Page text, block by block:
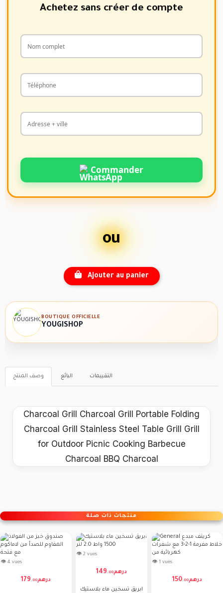
Achetez sans créer de compte
Commander
ou
Ajouter au panier
BOUTIQUE OFFICIELLE
YOUGISHOP
وصف المنتج البائع التقييمات
Charcoal Grill Charcoal Grill Portable Folding
Charcoal Grill Stainless Steel Table Grill Grill
for Outdoor Picnic Cooking Barbecue
Charcoal BBQ Charcoal
منتجات ذات صلة
👁 4 vues
179 . 00درهم
👁 2 vues
149 . 00درهم
ابريق تسخين ماء بلاستيك
👁 1 vues
150. 00درهم